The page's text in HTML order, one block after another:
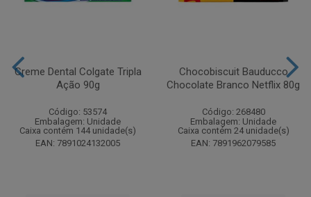
Creme Dental Colgate Tripla
Ação 90g
Código: 53574
Embalagem: Unidade
Caixa contém 144 unidade(s)
EAN: 7891024132005
Chocobiscuit Bauducco
Chocolate Branco Netflix 80g
Código: 268480
Embalagem: Unidade
Caixa contém 24 unidade(s)
EAN: 7891962079585